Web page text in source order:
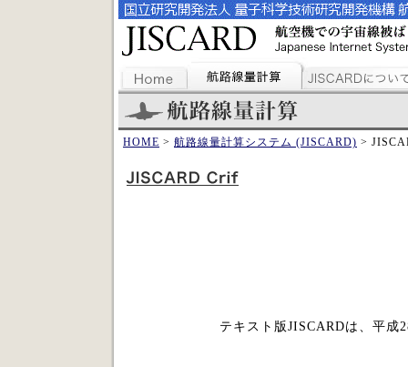
HOME > 航路線量計算システム (JISCARD) >
テキスト版JISCARDは、平成